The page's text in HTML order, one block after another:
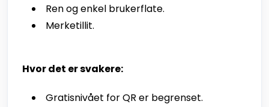
Ren og enkel brukerflate.
Merketillit.
Hvor det er svakere:
Gratisnivået for QR er begrenset.